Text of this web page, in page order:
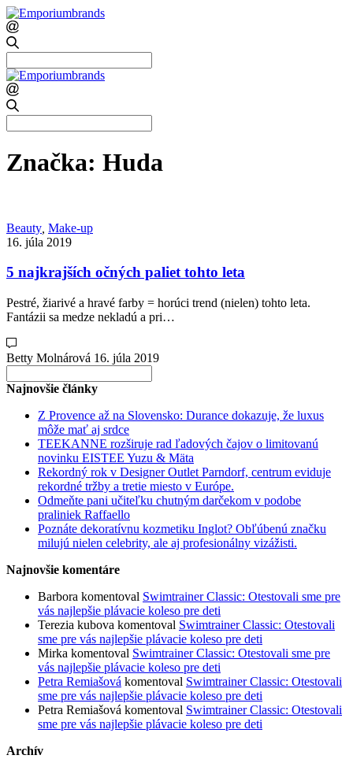
for:
for:
Značka: Huda
Beauty Make-up
16. júla 2019
5 najkrajších očných paliet tohto leta
Pestré, žiarivé a hravé farby = horúci trend (nielen) tohto leta.
Fantázii sa medze nekladú a pri…
Betty Molnárová 16. júla 2019
for:
Najnovšie články
Z Provence až na Slovensko: Durance dokazuje, že luxus
môže mať aj srdce
TEEKANNE rozširuje rad ľadových čajov o limitovanú
novinku EISTEE Yuzu & Mäta
Rekordný rok v Designer Outlet Parndorf, centrum eviduje
rekordné tržby a tretie miesto v Európe.
Odmeňte pani učiteľku chutným darčekom v podobe
praliniek Raffaello
Poznáte dekoratívnu kozmetiku Inglot? Obľúbenú značku
milujú nielen celebrity, ale aj profesionálny vizážisti.
Najnovšie komentáre
Barbora komentoval Swimtrainer Classic: Otestovali sme pre
vás najlepšie plávacie koleso pre deti
Terezia kubova komentoval Swimtrainer Classic: Otestovali
sme pre vás najlepšie plávacie koleso pre deti
Mirka komentoval Swimtrainer Classic: Otestovali sme pre
vás najlepšie plávacie koleso pre deti
Petra Remiašová komentoval Swimtrainer Classic: Otestovali
sme pre vás najlepšie plávacie koleso pre deti
Petra Remiašová komentoval Swimtrainer Classic: Otestovali
sme pre vás najlepšie plávacie koleso pre deti
Archív